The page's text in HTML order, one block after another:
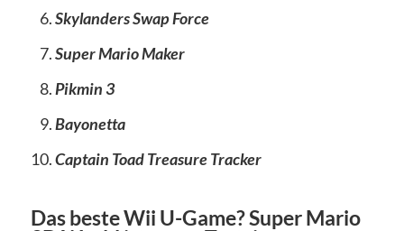
Skylanders Swap Force
Super Mario Maker
Pikmin 3
Bayonetta
Captain Toad Treasure Tracker
Das beste Wii U-Game? Super Mario